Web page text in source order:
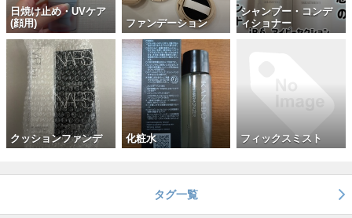
日焼け止め・UVケア
(顔用)
ファンデーション
シャンプー・コンデ
ィショナー
クッションファンデ 化粧水 フィックスミスト
タグ一覧